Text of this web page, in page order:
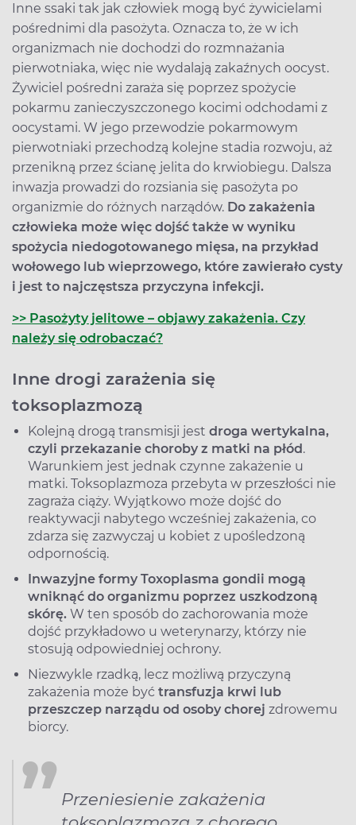
Inne ssaki tak jak człowiek mogą być żywicielami
pośrednimi dla pasożyta. Oznacza to, że w ich
organizmach nie dochodzi do rozmnażania
pierwotniaka, więc nie wydalają zakaźnych oocyst.
Żywiciel pośredni zaraża się poprzez spożycie
pokarmu zanieczyszczonego kocimi odchodami z
oocystami. W jego przewodzie pokarmowym
pierwotniaki przechodzą kolejne stadia rozwoju, aż
przenikną przez ścianę jelita do krwiobiegu. Dalsza
inwazja prowadzi do rozsiania się pasożyta po
organizmie do różnych narządów. Do zakażenia
człowieka może więc dojść także w wyniku
spożycia niedogotowanego mięsa, na przykład
wołowego lub wieprzowego, które zawierało cysty
i jest to najczęstsza przyczyna infekcji.
>> Pasożyty jelitowe – objawy zakażenia. Czy
należy się odrobaczać?
Inne drogi zarażenia się
toksoplazmozą
Kolejną drogą transmisji jest droga wertykalna,
czyli przekazanie choroby z matki na płód.
Warunkiem jest jednak czynne zakażenie u
matki. Toksoplazmoza przebyta w przeszłości nie
zagraża ciąży. Wyjątkowo może dojść do
reaktywacji nabytego wcześniej zakażenia, co
zdarza się zazwyczaj u kobiet z upośledzoną
odpornością.
Inwazyjne formy Toxoplasma gondii mogą
wniknąć do organizmu poprzez uszkodzoną
skórę. W ten sposób do zachorowania może
dojść przykładowo u weterynarzy, którzy nie
stosują odpowiedniej ochrony.
Niezwykle rzadką, lecz możliwą przyczyną
zakażenia może być transfuzja krwi lub
przeszczep narządu od osoby chorej zdrowemu
biorcy.
Przeniesienie zakażenia